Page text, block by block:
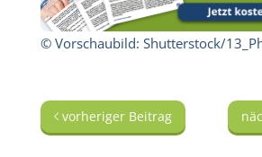
© Vorschaubild: Shutterstock/
vorheriger Beitrag